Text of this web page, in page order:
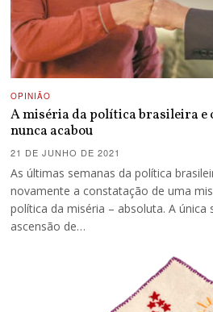
OPINIÃO
A miséria da política brasileira e
nunca acabou
21 DE JUNHO DE 2021
As últimas semanas da política
novamente a constatação de uma
política da miséria – absoluta. A única
ascensão de…